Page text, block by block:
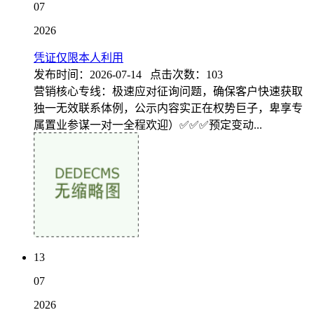
07
2026
凭证仅限本人利用
发布时间：2026-07-14 点击次数：103
营销核心专线：极速应对征询问题，确保客户快速获取
独一无效联系体例，公示内容实正在权势巨子，卑享专
属置业参谋一对一全程欢迎）✅✅✅预定变动...
13
07
2026